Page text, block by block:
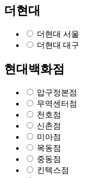
더현대
더현대 서울
더현대 대구
현대백화점
압구정본점
무역센터점
천호점
신촌점
미아점
목동점
중동점
킨텍스점